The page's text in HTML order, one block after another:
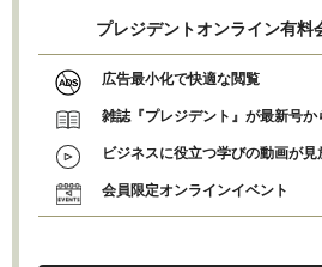
プレジデントオンライン有料
広告最小化で快適な閲覧
雑誌『プレジデント』が最新号か
ビジネスに役立つ学びの動画が見
会員限定オンラインイベント